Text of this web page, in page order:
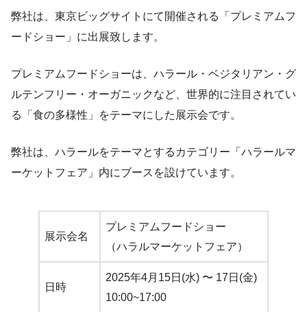
弊社は、東京ビッグサイトにて開催される「プレミアムフ
ードショー」に出展致します。
プレミアムフードショーは、ハラール・ベジタリアン・グ
ルテンフリー・オーガニックなど、世界的に注目されてい
る「食の多様性」をテーマにした展示会です。
弊社は、ハラールをテーマとするカテゴリー「ハラールマ
ーケットフェア」内にブースを設けています。
展示会名
プレミアムフードショー
（ハラルマーケットフェア）
日時
2025年4月15日(水) 〜 17日(金)
10:00~17:00